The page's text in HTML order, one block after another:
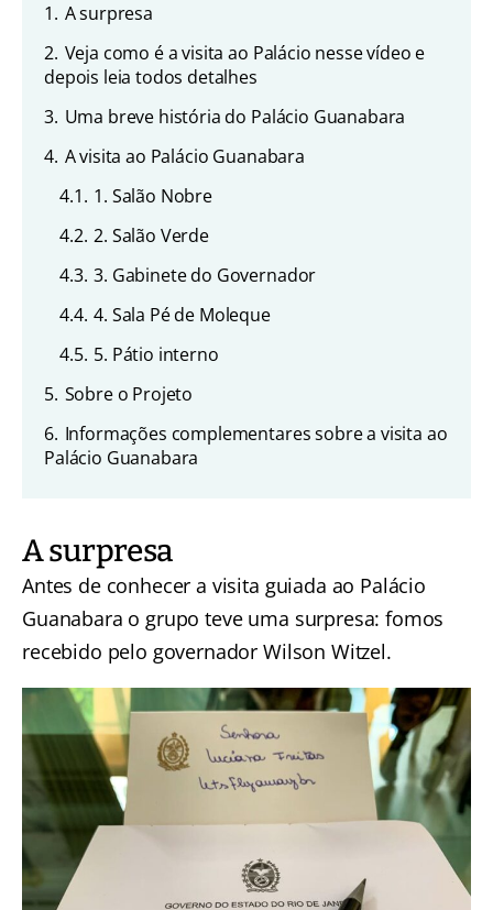
1. A surpresa
2. Veja como é a visita ao Palácio nesse vídeo e
depois leia todos detalhes
3. Uma breve história do Palácio Guanabara
4. A visita ao Palácio Guanabara
4.1. 1. Salão Nobre
4.2. 2. Salão Verde
4.3. 3. Gabinete do Governador
4.4. 4. Sala Pé de Moleque
4.5. 5. Pátio interno
5. Sobre o Projeto
6. Informações complementares sobre a visita ao
Palácio Guanabara
A surpresa
Antes de conhecer a visita guiada ao Palácio
Guanabara o grupo teve uma surpresa: fomos
recebido pelo governador Wilson Witzel.